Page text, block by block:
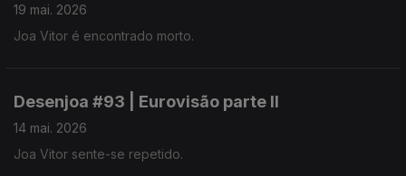
19 mai. 2026
Joa Vitor é encontrado morto.
Desenjoa #93 | Eurovisão parte II
14 mai. 2026
Joa Vitor sente-se repetido.